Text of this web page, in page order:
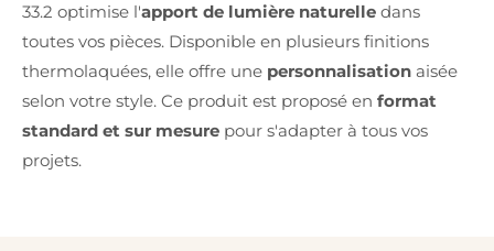
33.2 optimise l'apport de lumière naturelle dans
toutes vos pièces. Disponible en plusieurs finitions
thermolaquées, elle offre une personnalisation aisée
selon votre style. Ce produit est proposé en format
standard et sur mesure pour s'adapter à tous vos
projets.